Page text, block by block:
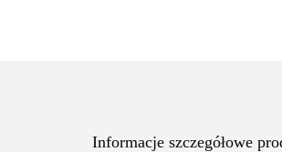
Informacje szczegółowe